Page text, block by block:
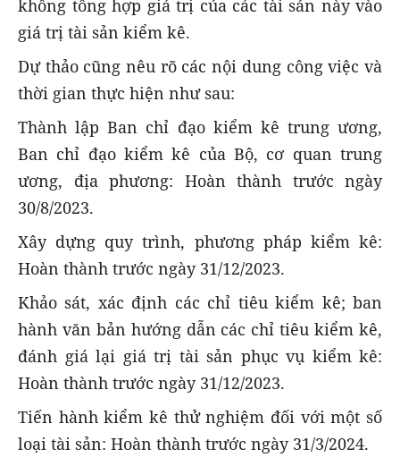
không tổng hợp giá trị của các tài sản này vào
giá trị tài sản kiểm kê.
Dự thảo cũng nêu rõ các nội dung công việc và
thời gian thực hiện như sau:
Thành lập Ban chỉ đạo kiểm kê trung ương,
Ban chỉ đạo kiểm kê của Bộ, cơ quan trung
ương, địa phương: Hoàn thành trước ngày
30/8/2023.
Xây dựng quy trình, phương pháp kiểm kê:
Hoàn thành trước ngày 31/12/2023.
Khảo sát, xác định các chỉ tiêu kiểm kê; ban
hành văn bản hướng dẫn các chỉ tiêu kiểm kê,
đánh giá lại giá trị tài sản phục vụ kiểm kê:
Hoàn thành trước ngày 31/12/2023.
Tiến hành kiểm kê thử nghiệm đối với một số
loại tài sản: Hoàn thành trước ngày 31/3/2024.